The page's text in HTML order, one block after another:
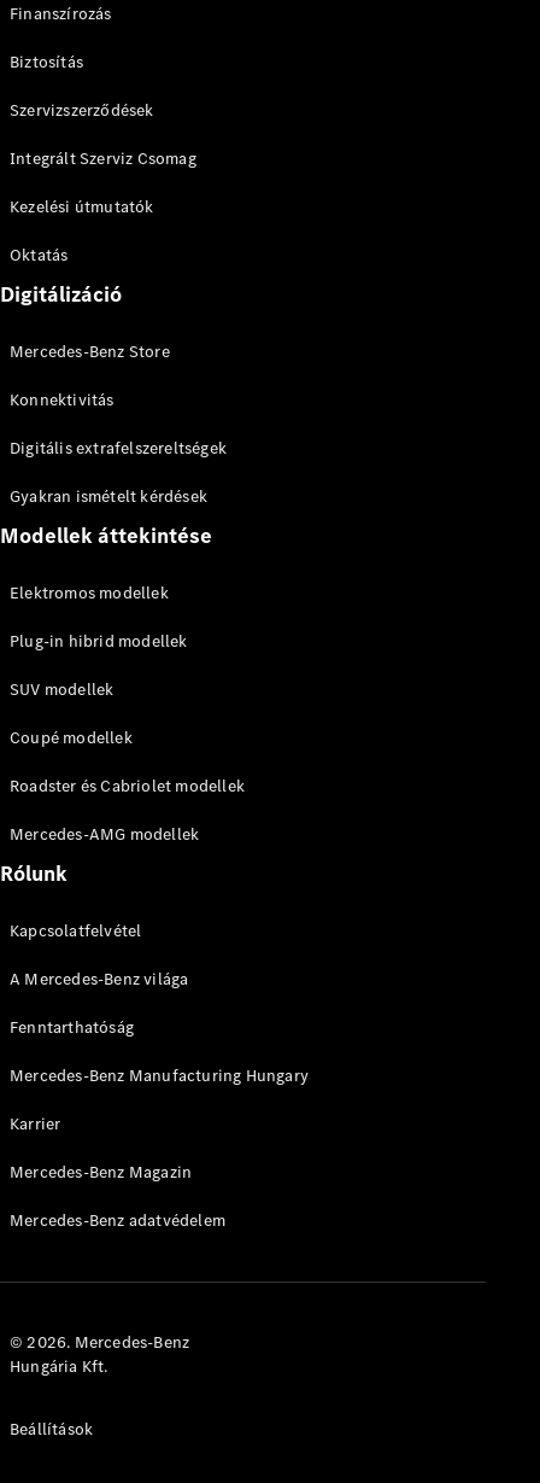
Finanszírozás
Biztosítás
Szervizszerződések
Integrált Szerviz Csomag
Kezelési útmutatók
Oktatás
Digitálizáció
Mercedes-Benz Store
Konnektivitás
Digitális extrafelszereltségek
Gyakran ismételt kérdések
Modellek áttekintése
Elektromos modellek
Plug-in hibrid modellek
SUV modellek
Coupé modellek
Roadster és Cabriolet modellek
Mercedes-AMG modellek
Rólunk
Kapcsolatfelvétel
A Mercedes-Benz világa
Fenntarthatóság
Mercedes-Benz Manufacturing Hungary
Karrier
Mercedes-Benz Magazin
Mercedes-Benz adatvédelem
© 2026. Mercedes-Benz
Hungária Kft.
Beállítások